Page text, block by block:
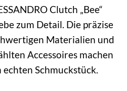
Clutch „Bee“
zum Detail. Die präzise
Materialien und
Accessoires machen
echten Schmuckstück.